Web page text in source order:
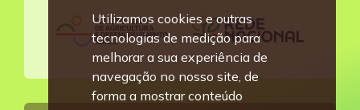
Utilizamos cookies e outras
tecnologias de medição para
melhorar a sua experiência de
navegação no nosso site, de
forma a mostrar conteúdo